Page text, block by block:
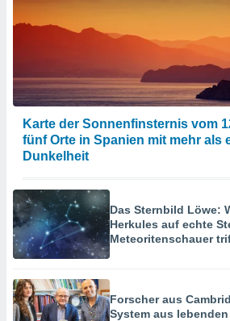
Karte der Sonnenfinsternis vom
fünf Orte in Spanien mit mehr als
Dunkelheit
Das Sternbild Löwe:
Herkules auf echte
Meteoritenschauer
Forscher aus
System aus